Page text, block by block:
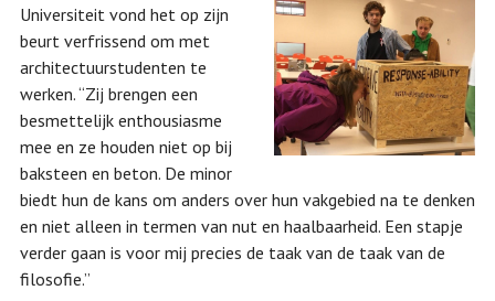
Universiteit vond het op zijn
beurt verfrissend om met
architectuurstudenten te
werken. “Zij brengen een
besmettelijk enthousiasme
mee en ze houden niet op bij
baksteen en beton. De minor
biedt hun de kans om anders over hun vakgebied na te denken
en niet alleen in termen van nut en haalbaarheid. Een stapje
verder gaan is voor mij precies de taak van de taak van de
filosofie.”